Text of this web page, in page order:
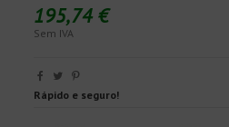
195,74 €
Sem IVA
Rápido e seguro!